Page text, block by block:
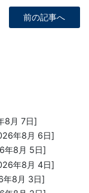
前の記事へ
8月 7日]
年8月 6日]
年8月 5日]
年8月 4日]
年8月 3日]